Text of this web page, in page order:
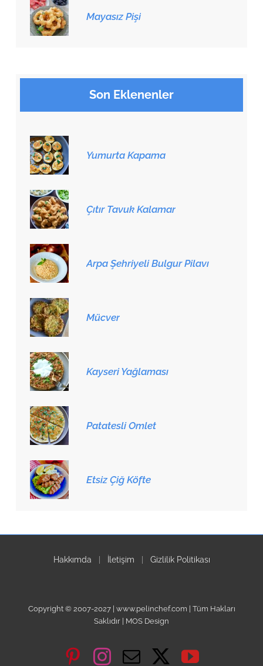
Mayasız Pişi
Son Eklenenler
Yumurta Kapama
Çıtır Tavuk Kalamar
Arpa Şehriyeli Bulgur Pilavı
Mücver
Kayseri Yağlaması
Patatesli Omlet
Etsiz Çiğ Köfte
Hakkımda İletişim Gizlilik Politikası
Copyright © 2007-2027 | www.pelinchef.com | Tüm Hakları
Saklıdır | MOS Design
Pinterest
Instagram
Email X YouTube